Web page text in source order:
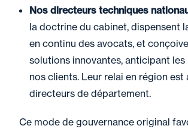
Nos directeurs techniques
la doctrine du cabinet, dispensent
en continu des avocats, et
solutions innovantes, anticipant les
nos clients. Leur relai en région est
directeurs de département.
Ce mode de gouvernance original